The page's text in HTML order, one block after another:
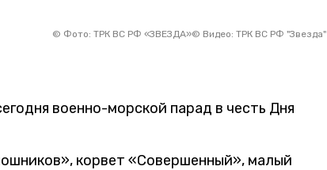
© Фото: ТРК ВС РФ «ЗВЕЗДА»© Видео: ТРК ВС РФ "Звезда"
военно-морской парад в честь Дня
корвет «Совершенный», малый